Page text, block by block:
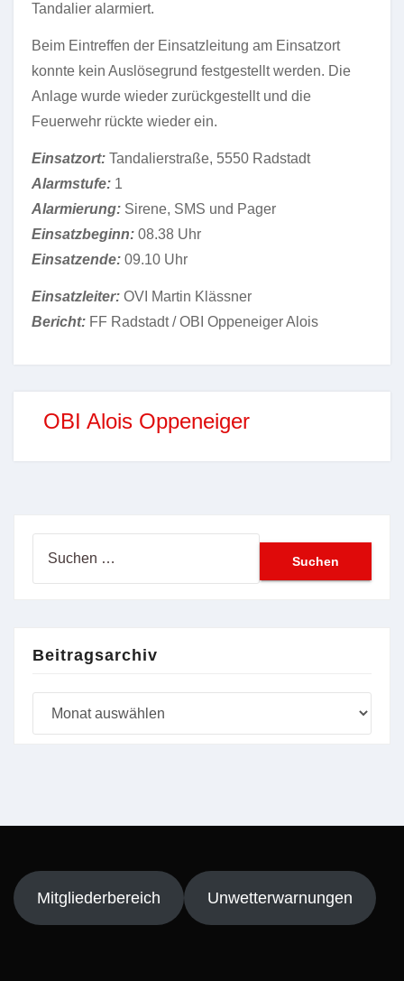
Tandalier alarmiert.
Beim Eintreffen der Einsatzleitung am Einsatzort
konnte kein Auslösegrund festgestellt werden. Die
Anlage wurde wieder zurückgestellt und die
Feuerwehr rückte wieder ein.
Einsatzort: Tandalierstraße, 5550 Radstadt
Alarmstufe: 1
Alarmierung: Sirene, SMS und Pager
Einsatzbeginn: 08.38 Uhr
Einsatzende: 09.10 Uhr
Einsatzleiter: OVI Martin Klässner
Bericht: FF Radstadt / OBI Oppeneiger Alois
OBI Alois Oppeneiger
Beitragsarchiv
Mitgliederbereich Unwetterwarnungen